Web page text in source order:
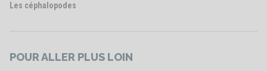
Les céphalopodes
POUR ALLER PLUS LOIN